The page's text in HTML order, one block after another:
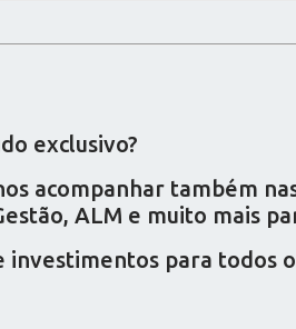
exclusivo?
acompanhar também
ALM e muito mais
investimentos para todos